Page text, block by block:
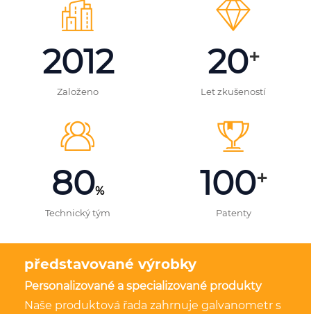
2012
Založeno
20+
Let zkušeností
80%
Technický tým
100+
Patenty
představované výrobky
Personalizované a specializované produkty
Naše produktová řada zahrnuje galvanometr s